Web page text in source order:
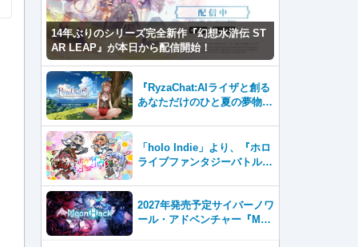
14年ぶりのシリーズ完全新作『幻想水滸伝 ST
AR LEAP』が本日から配信開始！
『RyzaChat:AIライザと創る
あなただけのひと夏の夢物
テムはこれまでにない新鮮な
体験が楽しめる【先行プレイ
「holo Indie」より、『ホロ
ライブファンタジーバトル』
2027年発売予定サイバーノワ
ール・アドベンチャー『Moo